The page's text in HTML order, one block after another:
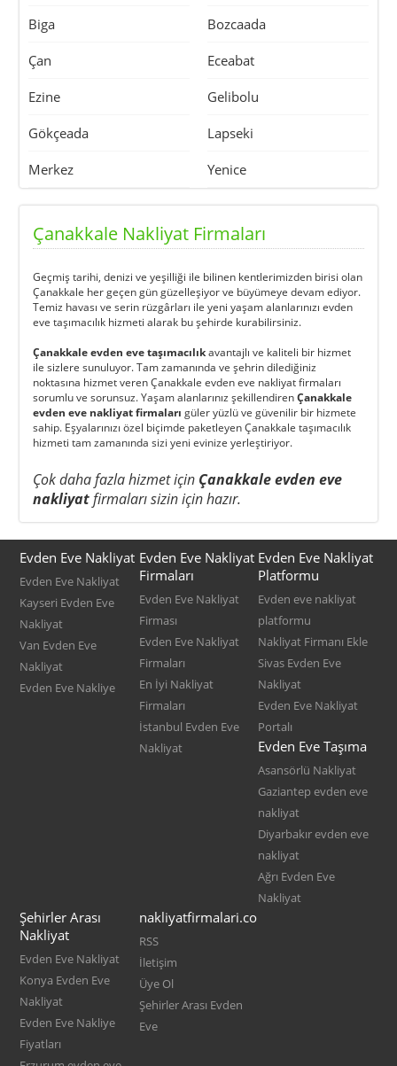
Biga Bozcaada
Çan Eceabat
Ezine Gelibolu
Gökçeada Lapseki
Merkez Yenice
Çanakkale Nakliyat Firmaları
Geçmiş tarihi, denizi ve yeşilliği ile bilinen kentlerimizden birisi olan
Çanakkale her geçen gün güzelleşiyor ve büyümeye devam ediyor.
Temiz havası ve serin rüzgârları ile yeni yaşam alanlarınızı evden
eve taşımacılık hizmeti alarak bu şehirde kurabilirsiniz.
Çanakkale evden eve taşımacılıkavantajlı ve kaliteli bir hizmet
ile sizlere sunuluyor. Tam zamanında ve şehrin dilediğiniz
noktasına hizmet verenÇanakkale evden eve nakliyatfirmaları
sorumlu ve sorunsuz. Yaşam alanlarınız şekillendirenÇanakkale
evden eve nakliyat firmalarıgüler yüzlü ve güvenilir bir hizmete
sahip. Eşyalarınızı özel biçimde paketleyen Çanakkale taşımacılık
hizmeti tam zamanında sizi yeni evinize yerleştiriyor.
Çok daha fazla hizmet için Çanakkale evden eve
nakliyatfirmaları sizin için hazır.
Evden Eve Nakliyat
Evden Eve Nakliyat
Kayseri Evden Eve
Nakliyat
Van Evden Eve
Nakliyat
Evden Eve Nakliye
Evden Eve Nakliyat
Firmaları
Evden Eve Nakliyat
Firması
Evden Eve Nakliyat
Firmaları
En İyi Nakliyat
Firmaları
İstanbul Evden Eve
Nakliyat
Evden Eve Nakliyat
Platformu
Evden eve nakliyat
platformu
Nakliyat Firmanı Ekle
Sivas Evden Eve
Nakliyat
Evden Eve Nakliyat
Portalı
Evden Eve Taşıma
Asansörlü Nakliyat
Gaziantep evden eve
nakliyat
Diyarbakır evden eve
nakliyat
Ağrı Evden Eve
Nakliyat
Şehirler Arası
Nakliyat
Evden Eve Nakliyat
Konya Evden Eve
Nakliyat
Evden Eve Nakliye
Fiyatları
nakliyatfirmalari.co
RSS
İletişim
Üye Ol
Şehirler Arası Evden
Eve